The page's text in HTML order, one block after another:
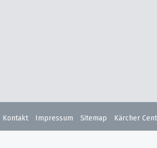
Kontakt Impressum Sitemap Kärcher